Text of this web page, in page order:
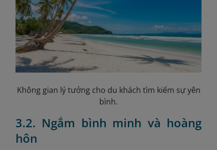
Không gian lý tưởng cho du khách tìm kiếm sự yên
bình.
3.2. Ngắm bình minh và hoàng
hôn